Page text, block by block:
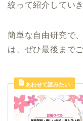
絞って紹介していき
簡単な自由研究で
は、ぜひ最後まで